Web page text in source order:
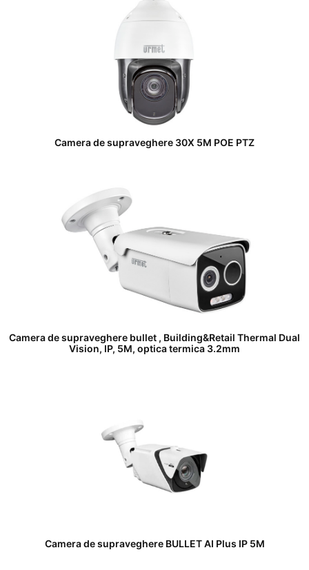
Camera de supraveghere 30X 5M POE PTZ
Camera de supraveghere bullet , Building&Retail Thermal Dual
Vision, IP, 5M, optica termica 3.2mm
Camera de supraveghere BULLET AI Plus IP 5M